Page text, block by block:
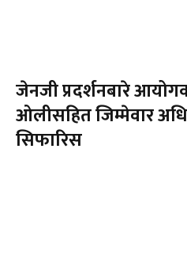
जेनजी प्रदर्शनबारे
ओलीसहित जिम्मेवार
सिफारिस